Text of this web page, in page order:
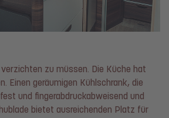
zu müssen. Die Küche hat
Einen geräumigen Kühlschrank, die
und fingerabdruckabweisend und
bietet ausreichenden Platz für